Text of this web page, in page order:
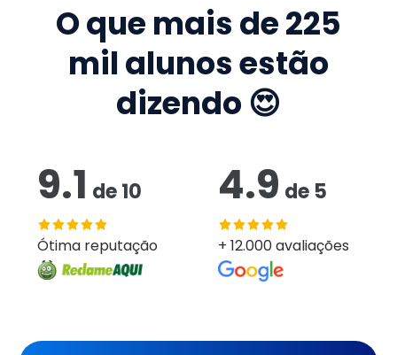
O que mais de225
mil alunos estão
dizendo 😍
9.1 de10
Ótima reputação
4.9 de 5
+ 12.000 avaliações